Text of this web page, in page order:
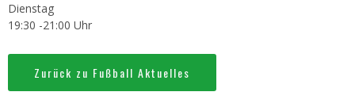
Dienstag
19:30 -21:00 Uhr
Zurück zu Fußball Aktuelles